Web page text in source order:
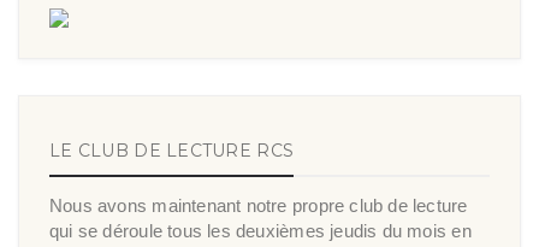
LE CLUB DE LECTURE RCS
Nous avons maintenant notre propre club de lecture
qui se déroule tous les deuxièmes jeudis du mois en